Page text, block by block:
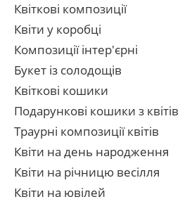
Квіткові композиції
Квіти у коробці
Композиції інтер'єрні
Букет із солодощів
Квіткові кошики
Подарункові кошики з квітів
Траурні композиції квітів
Квіти на день народження
Квіти на річницю весілля
Квіти на ювілей